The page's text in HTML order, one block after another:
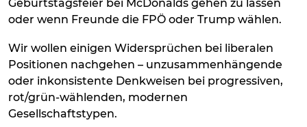
Geburtstagsfeier bei McDonalds gehen zu lassen
oder wenn Freunde die FPÖ oder Trump wählen.
Wir wollen einigen Widersprüchen bei liberalen
Positionen nachgehen – unzusammenhängende
oder inkonsistente Denkweisen bei progressiven,
rot/grün-wählenden, modernen
Gesellschaftstypen.